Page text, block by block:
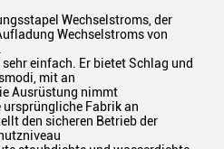
Wechselstroms, der
Wechselstroms von
einfach. Er bietet Schlag und
mit an
Ausrüstung nimmt
Fabrik an
den sicheren Betrieb der